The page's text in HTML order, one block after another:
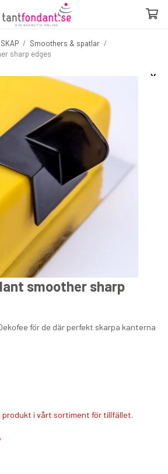
/ Smoothers & spatlar /
sharp edges
du inte vill missa
€7.60
☓
smoother sharp
för de där perfekt skarpa kanterna
produkt i vårt sortiment för tillfället.